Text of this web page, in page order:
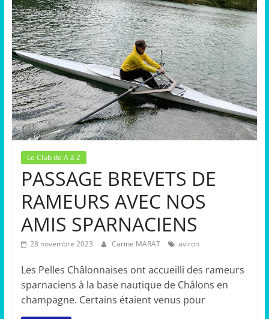
Le Club de A à Z
PASSAGE BREVETS DE
RAMEURS AVEC NOS
AMIS SPARNACIENS
28 novembre 2023 Carine MARAT aviron
Les Pelles Châlonnaises ont accueilli des rameurs
sparnaciens à la base nautique de Châlons en
champagne. Certains étaient venus pour